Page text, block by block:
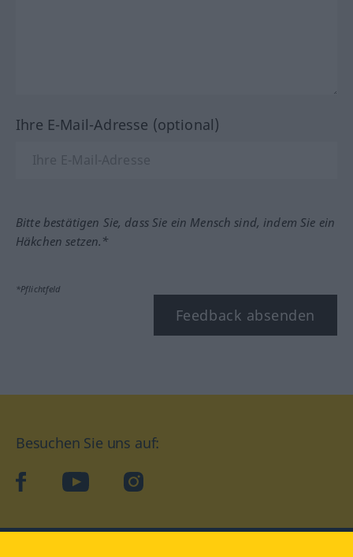
Ihre E-Mail-Adresse (optional)
Bitte bestätigen Sie, dass Sie ein Mensch sind, indem Sie ein
Häkchen setzen.*
*Pflichtfeld
Feedback absenden
Besuchen Sie uns auf:
facebookYouTube Instagram